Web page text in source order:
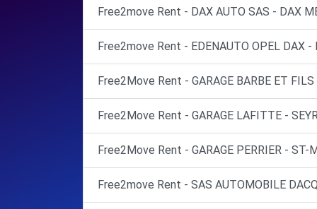
Free2move Rent - DAX AUTO SAS - DAX
Free2move Rent - EDENAUTO OPEL DAX -
Free2Move Rent - GARAGE BARBE ET
Free2Move Rent - GARAGE LAFITTE -
Free2Move Rent - GARAGE PERRIER - ST-
Free2move Rent - SAS AUTOMOBILE